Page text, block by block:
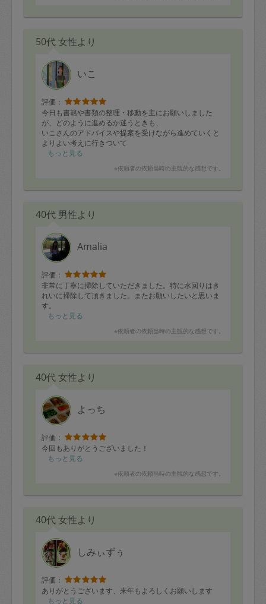
50代 女性より
いこ
評価：
今日も書籍や書類の整理・移動を主にお願いしました
が、どのように進めるか迷うときも、
いこさんのアドバイスや提案を受けながら進めていくと
よりよい考えに行きついて
それに向かって邁進していけるため、毎回着実に頭と部
今年はなかなか動けなくて困っている中、いつもてきぱ
また新年度もよろしくお願いします！
もっと見る
※依頼者の依頼当時の主観的な感想です。
40代 男性より
Amalia
評価：
非常に丁寧に掃除していただきました。特に水回りはき
れいに掃除して頂きました。またお願いしたいと思いま
す。
もっと見る
※依頼者の依頼当時の主観的な感想です。
40代 女性より
よっち
評価：
今回もありがとうございました！
もっと見る
※依頼者の依頼当時の主観的な感想です。
40代 女性より
しみぃずぅ
評価：
ありがとうございます、来年もよろしくお願いします
もっと見る